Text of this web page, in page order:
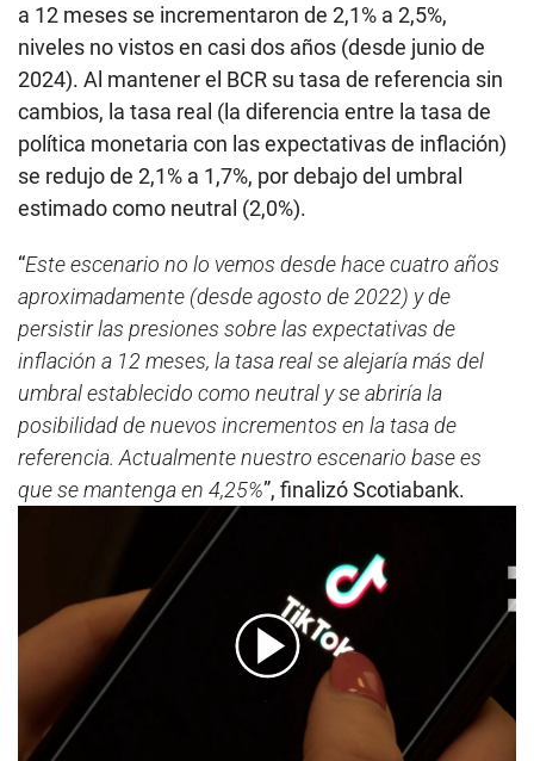
a 12 meses se incrementaron de 2,1% a 2,5%,
niveles no vistos en casi dos años (desde junio de
2024). Al mantener el BCR su tasa de referencia sin
cambios, la tasa real (la diferencia entre la tasa de
política monetaria con las expectativas de inflación)
se redujo de 2,1% a 1,7%, por debajo del umbral
estimado como neutral (2,0%).
“Este escenario no lo vemos desde hace cuatro años
aproximadamente (desde agosto de 2022) y de
persistir las presiones sobre las expectativas de
inflación a 12 meses, la tasa real se alejaría más del
umbral establecido como neutral y se abriría la
posibilidad de nuevos incrementos en la tasa de
referencia. Actualmente nuestro escenario base es
que se mantenga en 4,25%”, finalizó Scotiabank.